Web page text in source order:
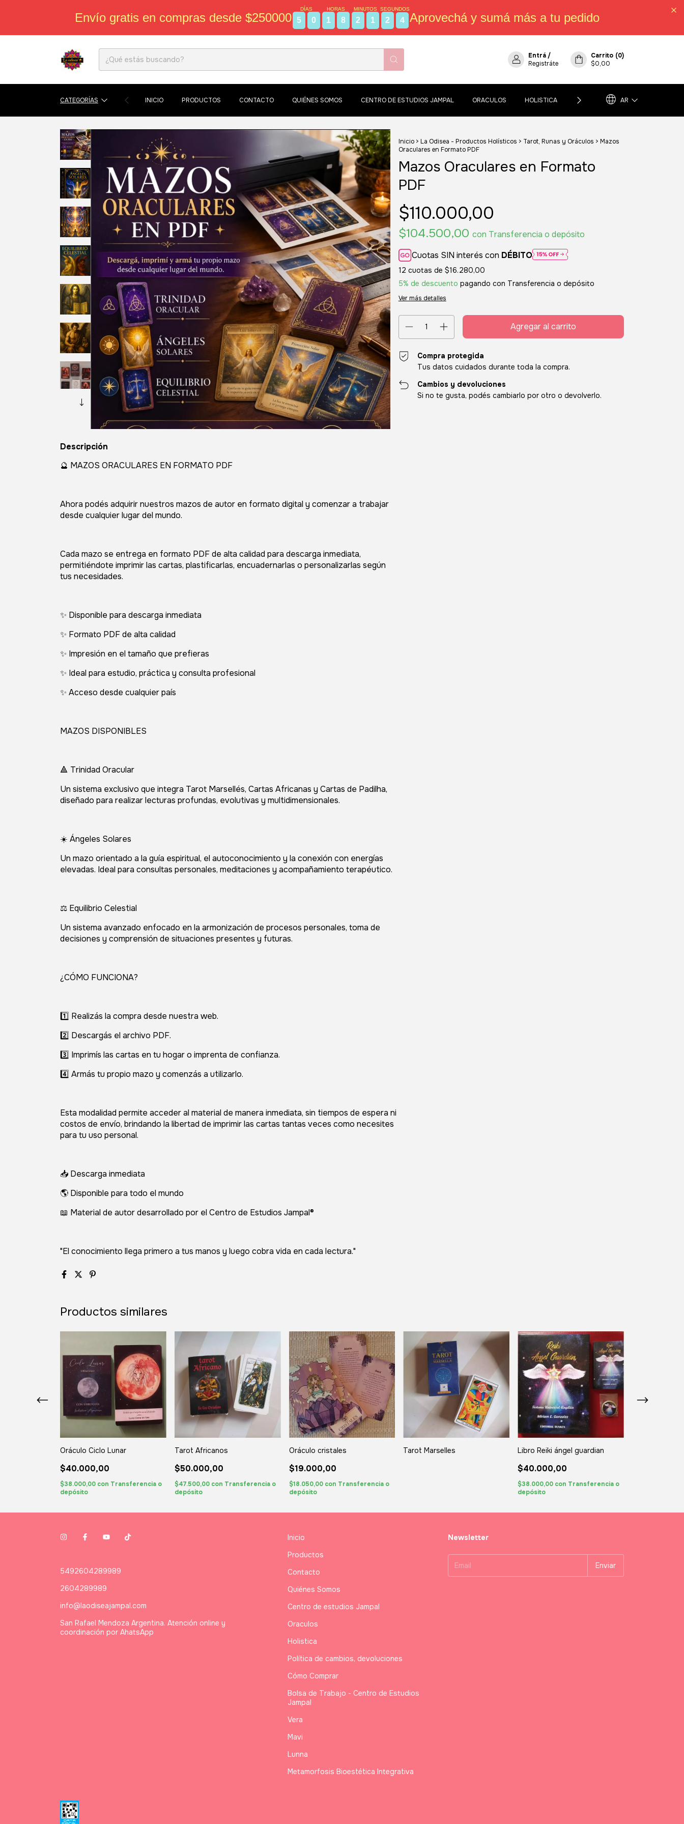
Envío gratis en compras desde $250000
DÍAS
5 0
HORAS
1 8
MINUTOS
2 1
SEGUNDOS
2 3 Aprovechá y sumá más a tu pedido
Entrá /
Registráte
Carrito (0)
$0,00
CATEGORÍAS INICIO PRODUCTOS CONTACTO QUIÉNES SOMOS CENTRO DE ESTUDIOS JAMPAL ORACULOS HOLISTICA POLÍTICA DE CAMBIOS,
AR
1/7 Inicio > La Odisea - Productos Holísticos > Tarot, Runas y Oráculos > Mazos
Oraculares en Formato PDF
Mazos Oraculares en Formato
PDF
$110.000,00
$104.500,00 con Transferencia o depósito
Cuotas SIN interés con DÉBITO
12 cuotas de $16.280,00
5% de descuento pagando con Transferencia o depósito
Ver más detalles
Compra protegida
Tus datos cuidados durante toda la compra.
Cambios y devoluciones
Si no te gusta, podés cambiarlo por otro o devolverlo.
Descripción
🔮 MAZOS ORACULARES EN FORMATO PDF
Ahora podés adquirir nuestros mazos de autor en formato digital y comenzar a trabajar
desde cualquier lugar del mundo.
Cada mazo se entrega en formato PDF de alta calidad para descarga inmediata,
permitiéndote imprimir las cartas, plastificarlas, encuadernarlas o personalizarlas según
tus necesidades.
✨ Disponible para descarga inmediata
✨ Formato PDF de alta calidad
✨ Impresión en el tamaño que prefieras
✨ Ideal para estudio, práctica y consulta profesional
✨ Acceso desde cualquier país
MAZOS DISPONIBLES
🔺 Trinidad Oracular
Un sistema exclusivo que integra Tarot Marsellés, Cartas Africanas y Cartas de Padilha,
diseñado para realizar lecturas profundas, evolutivas y multidimensionales.
☀️ Ángeles Solares
Un mazo orientado a la guía espiritual, el autoconocimiento y la conexión con energías
elevadas. Ideal para consultas personales, meditaciones y acompañamiento terapéutico.
⚖️ Equilibrio Celestial
Un sistema avanzado enfocado en la armonización de procesos personales, toma de
decisiones y comprensión de situaciones presentes y futuras.
¿CÓMO FUNCIONA?
1️⃣ Realizás la compra desde nuestra web.
2️⃣ Descargás el archivo PDF.
3️⃣ Imprimís las cartas en tu hogar o imprenta de confianza.
4️⃣ Armás tu propio mazo y comenzás a utilizarlo.
Esta modalidad permite acceder al material de manera inmediata, sin tiempos de espera ni
costos de envío, brindando la libertad de imprimir las cartas tantas veces como necesites
para tu uso personal.
📥 Descarga inmediata
🌎 Disponible para todo el mundo
📖 Material de autor desarrollado por el Centro de Estudios Jampal®
"El conocimiento llega primero a tus manos y luego cobra vida en cada lectura."
Productos similares
Oráculo Ciclo Lunar
$40.000,00
$38.000,00 con Transferencia o
depósito
Tarot Africanos
$50.000,00
$47.500,00 con Transferencia o
depósito
Oráculo cristales
$19.000,00
$18.050,00 con Transferencia o
depósito
Tarot Marselles Libro Reiki ángel guardian
$40.000,00
$38.000,00 con Transferencia o
depósito
5492604289989
2604289989
info@laodiseajampal.com
San Rafael Mendoza Argentina. Atención online y
coordinación por AhatsApp
Inicio
Productos
Contacto
Quiénes Somos
Centro de estudios Jampal
Oraculos
Holistica
Política de cambios, devoluciones
Cómo Comprar
Bolsa de Trabajo - Centro de Estudios
Jampal
Vera
Mavi
Lunna
Metamorfosis Bioestética Integrativa
Newsletter